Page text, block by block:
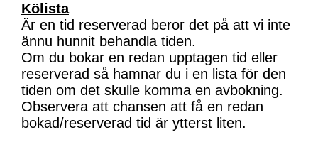
Kölista
Är en tid reserverad beror det på att vi inte
ännu hunnit behandla tiden.
Om du bokar en redan upptagen tid eller
reserverad så hamnar du i en lista för den
tiden om det skulle komma en avbokning.
Observera att chansen att få en redan
bokad/reserverad tid är ytterst liten.